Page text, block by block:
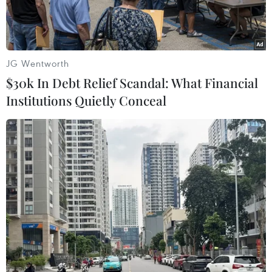
nuôi nhốt.
Gấu được rèn luyện bản năng tự nhiên qua các trò chơi hàng
ngày. (Nguồn ảnh: ENV cung cấp)
Trung tâm Giáo dục Thiên nhiên (ENV) vừa ra
mắt phim tài liệu “Hãy cho gấu cuộc sống tốt
JG Wentworth
$30k In Debt Relief Scandal: What Financial
Institutions Quietly Conceal